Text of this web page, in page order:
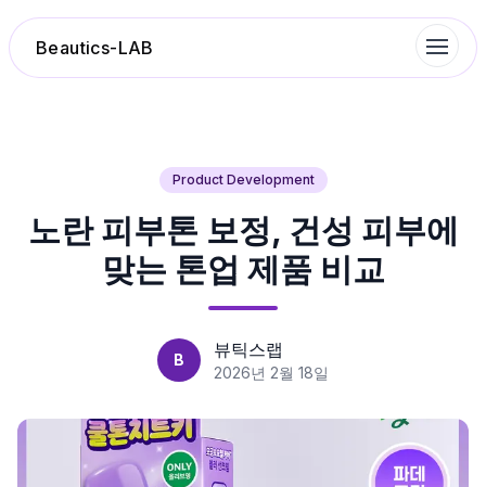
Beautics-LAB
성분분석
나의 스킨케어
루틴탐색
Product Development
노란 피부톤 보정, 건성 피부에
맞는 톤업 제품 비교
B 뷰틱스랩
2026년 2월 18일